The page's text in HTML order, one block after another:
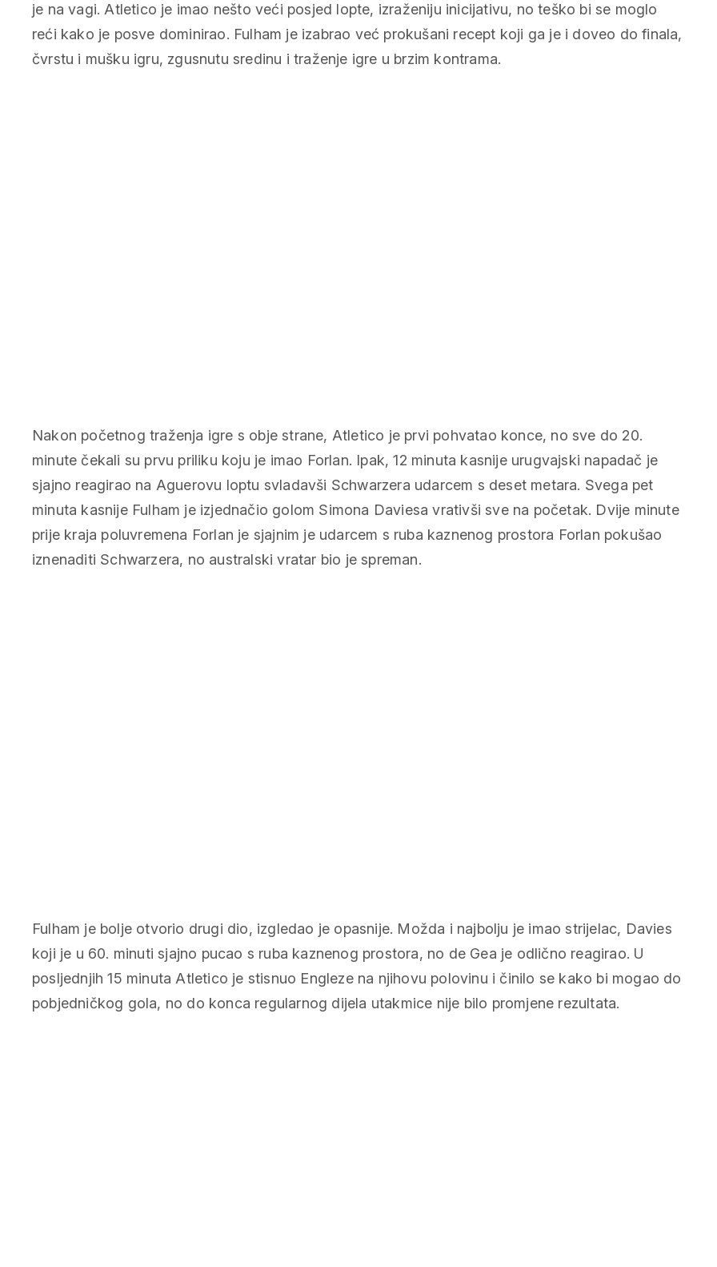
je na vagi. Atletico je imao nešto veći posjed lopte, izraženiju inicijativu, no teško bi se moglo
reći kako je posve dominirao. Fulham je izabrao već prokušani recept koji ga je i doveo do finala,
čvrstu i mušku igru, zgusnutu sredinu i traženje igre u brzim kontrama.
Nakon početnog traženja igre s obje strane, Atletico je prvi pohvatao konce, no sve do 20.
minute čekali su prvu priliku koju je imao Forlan. Ipak, 12 minuta kasnije urugvajski napadač je
sjajno reagirao na Aguerovu loptu svladavši Schwarzera udarcem s deset metara. Svega pet
minuta kasnije Fulham je izjednačio golom Simona Daviesa vrativši sve na početak. Dvije minute
prije kraja poluvremena Forlan je sjajnim je udarcem s ruba kaznenog prostora Forlan pokušao
iznenaditi Schwarzera, no australski vratar bio je spreman.
Fulham je bolje otvorio drugi dio, izgledao je opasnije. Možda i najbolju je imao strijelac, Davies
koji je u 60. minuti sjajno pucao s ruba kaznenog prostora, no de Gea je odlično reagirao. U
posljednjih 15 minuta Atletico je stisnuo Engleze na njihovu polovinu i činilo se kako bi mogao do
pobjedničkog gola, no do konca regularnog dijela utakmice nije bilo promjene rezultata.